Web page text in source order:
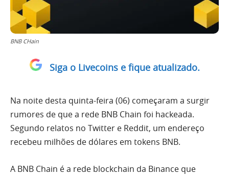
BNB CHain
Siga o Livecoins e fique atualizado.
Na noite desta quinta-feira (06) começaram a surgir
rumores de que a rede BNB Chain foi hackeada.
Segundo relatos no Twitter e Reddit, um endereço
recebeu milhões de dólares em tokens BNB.
A BNB Chain é a rede blockchain da Binance que